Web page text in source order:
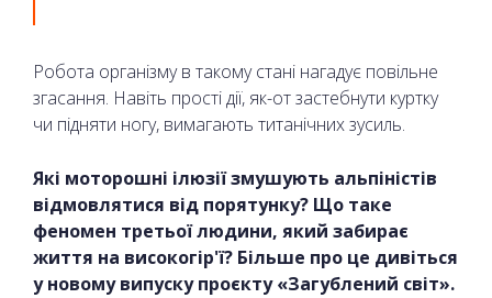
Робота організму в такому стані нагадує повільне
згасання. Навіть прості дії, як-от застебнути куртку
чи підняти ногу, вимагають титанічних зусиль.
Які моторошні ілюзії змушують альпіністів
відмовлятися від порятунку? Що таке
феномен третьої людини, який забирає
життя на високогір'ї? Більше про це дивіться
у новому випуску проєкту «Загублений світ».